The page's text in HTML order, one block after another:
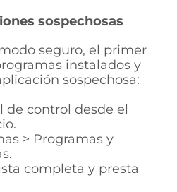
sospechosas
seguro, el primer
instalados y
sospechosa:
de control desde el
> Programas y
completa y presta